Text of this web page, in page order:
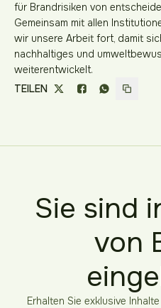
für Brandrisiken von
Gemeinsam mit allen
wir unsere Arbeit fort, damit
nachhaltiges und
weiterentwickelt.
TEILEN
Sie sind
von
Erhalten Sie exklusive